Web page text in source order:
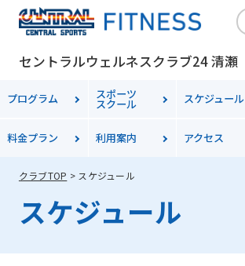
セントラルウェルネスクラブ24 清瀬
プログラム スポーツ
スクール スケジュール
料金プラン 利用案内 アクセス
クラブTOP スケジュール
スケジュール